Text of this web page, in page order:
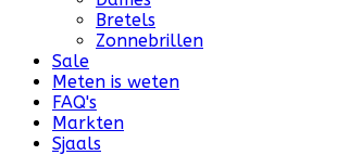
Bretels
Zonnebrillen
Sale
Meten is weten
FAQ's
Markten
Sjaals